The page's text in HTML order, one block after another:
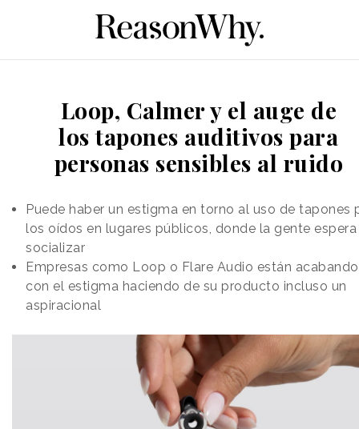
Loop, Calmer y el auge de
los tapones auditivos para
personas sensibles al ruido
Puede haber un estigma en torno al uso de tapones
los oídos en lugares públicos, donde la gente espera
socializar
Empresas como Loop o Flare Audio están acabando
con el estigma haciendo de su producto incluso un
aspiracional